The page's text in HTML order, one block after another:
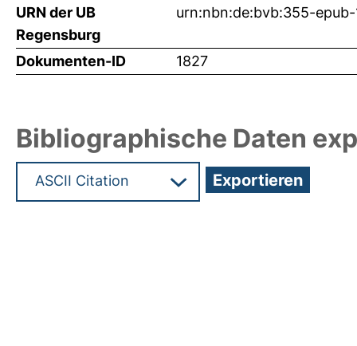
URN der UB
Regensburg
urn:nbn:de:bvb:355-
Dokumenten-ID 1827
Bibliographische Daten